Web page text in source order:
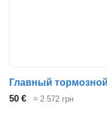
50 € ≈ 2 572 грн